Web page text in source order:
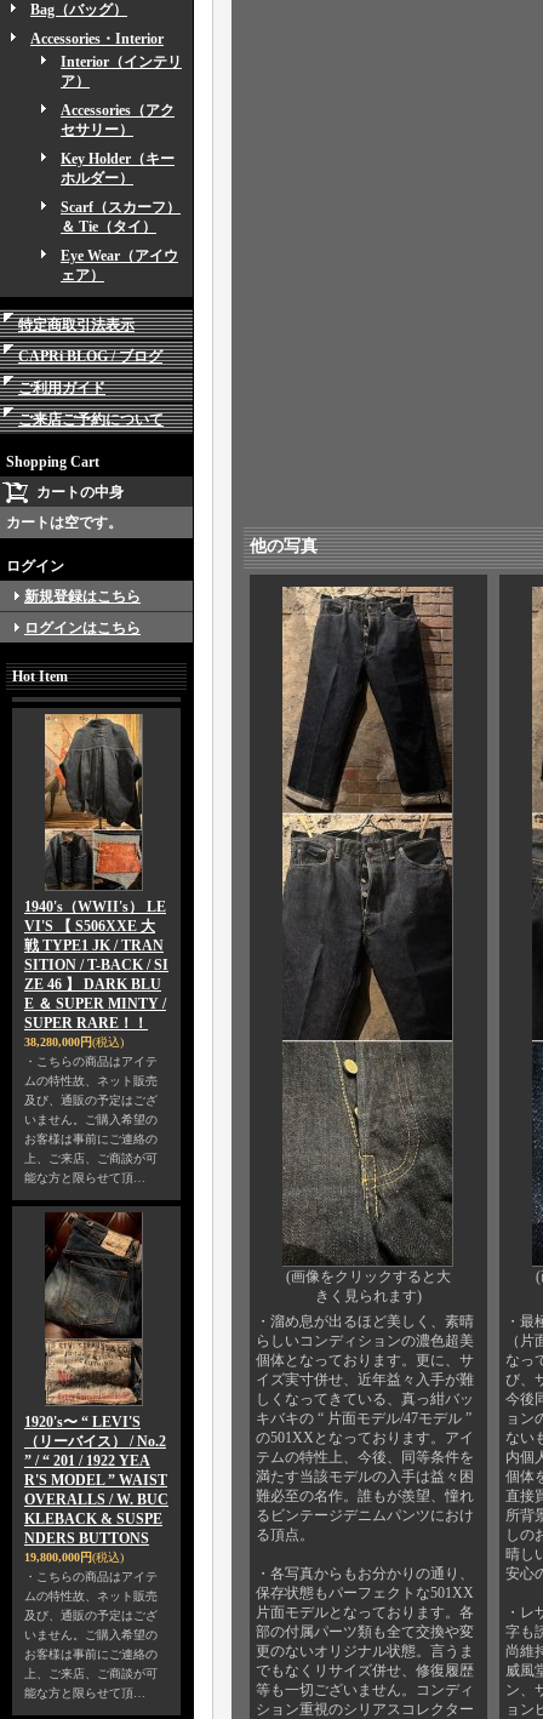
Bag（バッグ）
Accessories・Interior
Interior（インテリ
ア）
Accessories（アク
セサリー）
Key Holder（キー
ホルダー）
Scarf（スカーフ）
＆ Tie（タイ）
Eye Wear（アイウ
ェア）
特定商取引法表示
CAPRi BLOG / ブログ
ご利用ガイド
ご来店ご予約について
Shopping Cart
カートの中身
カートは空です。
ログイン
新規登録はこちら
ログインはこちら
Hot Item
1940's（WWII's） LE
VI'S 【 S506XXE 大
戦 TYPE1 JK / TRAN
SITION / T-BACK / SI
ZE 46 】 DARK BLU
E ＆ SUPER MINTY /
SUPER RARE！！
38,280,000円(税込)
・こちらの商品はアイテ
ムの特性故、ネット販売
及び、通販の予定はござ
いません。ご購入希望の
お客様は事前にご連絡の
上、ご来店、ご商談が可
能な方と限らせて頂…
1920's〜 “ LEVI'S
（リーバイス） / No.2
” / “ 201 / 1922 YEA
R'S MODEL ” WAIST
OVERALLS / W. BUC
KLEBACK & SUSPE
NDERS BUTTONS
19,800,000円(税込)
・こちらの商品はアイテ
ムの特性故、ネット販売
及び、通販の予定はござ
いません。ご購入希望の
お客様は事前にご連絡の
上、ご来店、ご商談が可
能な方と限らせて頂…
他の写真
(画像をクリックすると大
きく見られます)
・溜め息が出るほど美しく、素晴
らしいコンディションの濃色超美
個体となっております。更に、サ
イズ実寸併せ、近年益々入手が難
しくなってきている、真っ紺バッ
キバキの “ 片面モデル/47モデル ”
の501XXとなっております。アイ
テムの特性上、今後、同等条件を
満たす当該モデルの入手は益々困
難必至の名作。誰もが羨望、憧れ
るビンテージデニムパンツにおけ
る頂点。
・各写真からもお分かりの通り、
保存状態もパーフェクトな501XX
片面モデルとなっております。各
部の付属パーツ類も全て交換や変
更のないオリジナル状態。言うま
でもなくリサイズ併せ、修復履歴
等も一切ございません。コンディ
ション重視のシリアスコレクター
(
・最
（
なっ
び、
今後
ョン
ない
内個
個体
直接
所背
しの
晴し
安心
・レ
字も
尚維
威風
ン、
ョン